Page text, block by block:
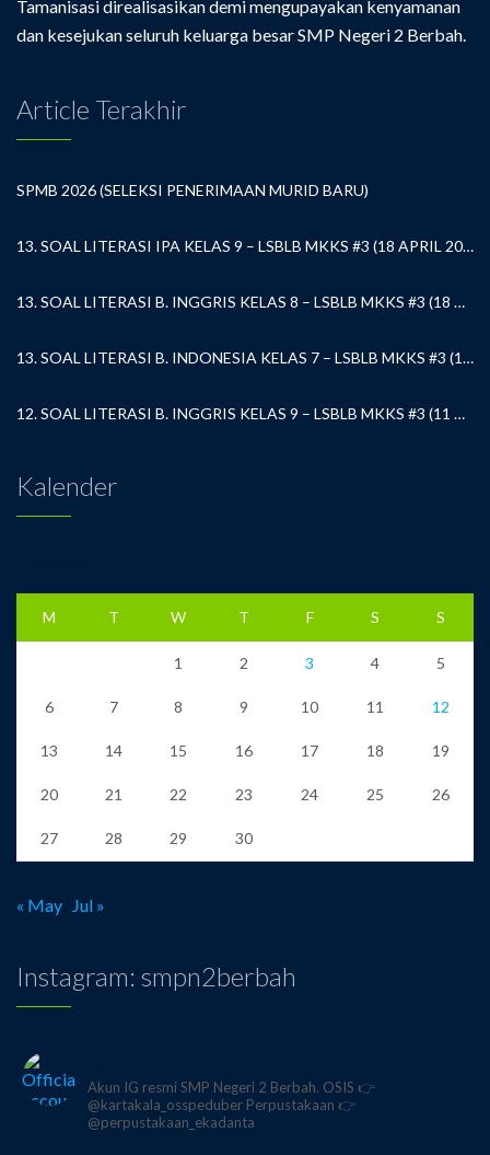
Tamanisasi direalisasikan demi mengupayakan kenyamanan
dan kesejukan seluruh keluarga besar SMP Negeri 2 Berbah.
Article Terakhir
SPMB 2026 (SELEKSI PENERIMAAN MURID BARU)
13. SOAL LITERASI IPA KELAS 9 – LSBLB MKKS #3 (18 APRIL 2026)
13. SOAL LITERASI B. INGGRIS KELAS 8 – LSBLB MKKS #3 (18 APRIL 2026)
13. SOAL LITERASI B. INDONESIA KELAS 7 – LSBLB MKKS #3 (18 APRIL 2026)
12. SOAL LITERASI B. INGGRIS KELAS 9 – LSBLB MKKS #3 (11 APRIL 2026)
Kalender
M T W T F S S
1 2 3 4 5
6 7 8 9 10 11 12
13 14 15 16 17 18 19
20 21 22 23 24 25 26
27 28 29 30
« May Jul »
Instagram: smpn2berbah
Akun IG resmi SMP Negeri 2 Berbah. OSIS 👉
@kartakala_osspeduber Perpustakaan 👉
@perpustakaan_ekadanta